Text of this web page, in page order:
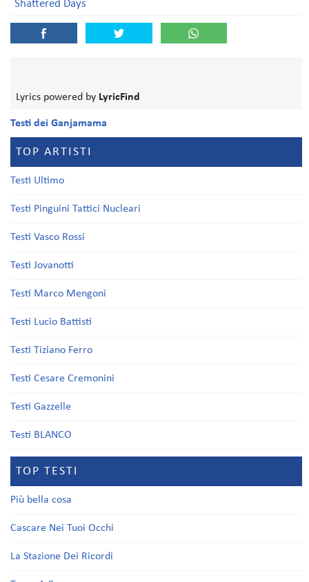
Shattered Days
Lyrics powered by LyricFind
Testi dei Ganjamama
TOP ARTISTI
Testi Ultimo
Testi Pinguini Tattici Nucleari
Testi Vasco Rossi
Testi Jovanotti
Testi Marco Mengoni
Testi Lucio Battisti
Testi Tiziano Ferro
Testi Cesare Cremonini
Testi Gazzelle
Testi BLANCO
TOP TESTI
Più bella cosa
Cascare Nei Tuoi Occhi
La Stazione Dei Ricordi